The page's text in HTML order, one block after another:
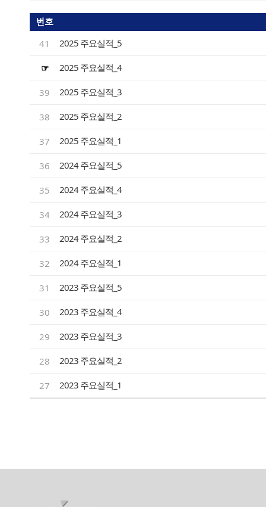
번호
41
2025 주요실적_5
☞ 2025 주요실적_4
39 2025 주요실적_3
38 2025 주요실적_2
37 2025 주요실적_1
36 2024 주요실적_5
35 2024 주요실적_4
34 2024 주요실적_3
33 2024 주요실적_2
32 2024 주요실적_1
31 2023 주요실적_5
30 2023 주요실적_4
29 2023 주요실적_3
28 2023 주요실적_2
27 2023 주요실적_1